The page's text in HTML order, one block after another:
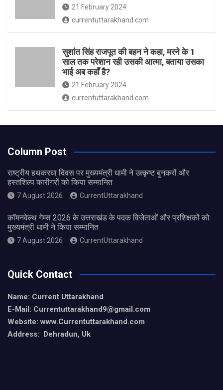
21 February 2024
currentuttarakhand.com
सुशांत सिंह राजपूत की बहन ने कहा, मरने के 1
साल तक परेशान रही उसकी आत्मा, बताया उसका
भाई अब कहाँ है?
21 February 2024
currentuttarakhand.com
Column Post
राष्ट्रीय हथकरघा दिवस पर मुख्यमंत्री धामी ने उत्कृष्ट बुनकरों और
हस्तशिल्प कारीगरों को किया सम्मानित
7 August 2026 CurrentUttarakhand
कॉमनवेल्थ गेम्स 2026 के उत्तराखंड के पदक विजेताओं और प्रशिक्षकों को
मुख्यमंत्री धामी ने किया सम्मानित
7 August 2026 CurrentUttarakhand
Quick Contact
Name: Current Uttarakhand
E-Mail: Currentuttarakhand9@gmail.com
Website: www.Currentuttarakhand.com
Address: Dehradun, Uk